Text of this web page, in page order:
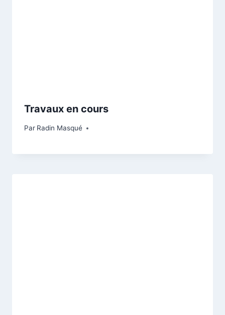
Travaux en cours
Par Radin Masqué